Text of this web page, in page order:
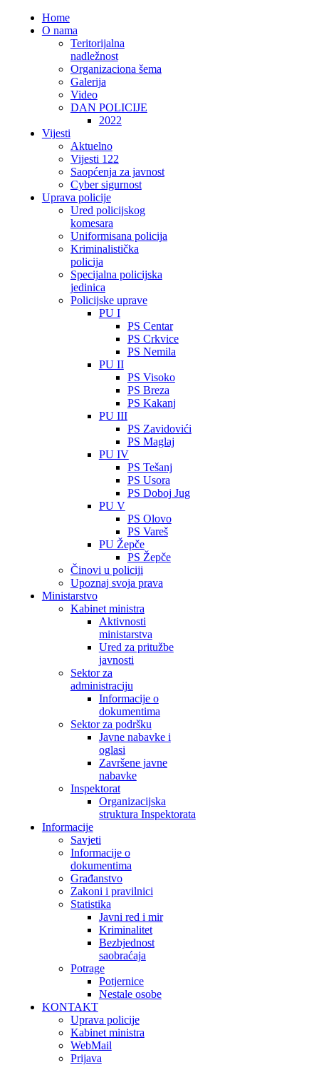
Home
O nama
Teritorijalna
nadležnost
Organizaciona šema
Galerija
Video
DAN POLICIJE
2022
Vijesti
Aktuelno
Vijesti 122
Saopćenja za javnost
Cyber sigurnost
Uprava policije
Ured policijskog
komesara
Uniformisana policija
Kriminalistička
policija
Specijalna policijska
jedinica
Policijske uprave
PU I
PS Centar
PS Crkvice
PS Nemila
PU II
PS Visoko
PS Breza
PS Kakanj
PU III
PS Zavidovići
PS Maglaj
PU IV
PS Tešanj
PS Usora
PS Doboj Jug
PU V
PS Olovo
PS Vareš
PU Žepče
PS Žepče
Činovi u policiji
Upoznaj svoja prava
Ministarstvo
Kabinet ministra
Aktivnosti
ministarstva
Ured za pritužbe
javnosti
Sektor za
administraciju
Informacije o
dokumentima
Sektor za podršku
Javne nabavke i
oglasi
Završene javne
nabavke
Inspektorat
Organizacijska
struktura Inspektorata
Informacije
Savjeti
Informacije o
dokumentima
Građanstvo
Zakoni i pravilnici
Statistika
Javni red i mir
Kriminalitet
Bezbjednost
saobraćaja
Potrage
Potjernice
Nestale osobe
KONTAKT
Uprava policije
Kabinet ministra
WebMail
Prijava